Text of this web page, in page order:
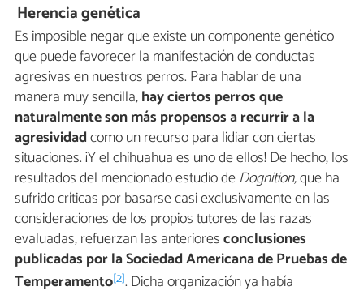
Herencia genética
Es imposible negar que existe un componente genético
que puede favorecer la manifestación de conductas
agresivas en nuestros perros. Para hablar de una
manera muy sencilla,hay ciertos perros que
naturalmente son más propensos a recurrir a la
agresividadcomo un recurso para lidiar con ciertas
situaciones. ¡Y el chihuahua es uno de ellos! De hecho, los
resultados del mencionado estudio deDognition,que ha
sufrido críticas por basarse casi exclusivamente en las
consideraciones de los propios tutores de las razas
evaluadas, refuerzan las anterioresconclusiones
publicadas por la Sociedad Americana de Pruebas de
Temperamento[2]. Dicha organización ya había